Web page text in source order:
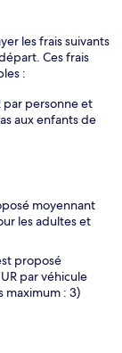
les frais suivants
Ces frais
:
par personne et
aux enfants de
moyennant
les adultes et
proposé
par véhicule
maximum : 3)